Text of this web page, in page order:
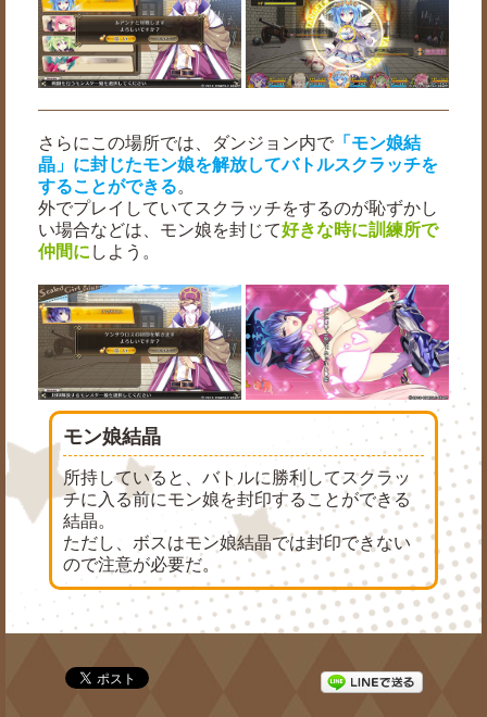
さらにこの場所では、ダンジョン内で 「モン娘結
晶」に封じたモン娘を解放してバトルスクラッチを
することができる。
外でプレイしていてスクラッチをするのが恥ずかし
い場合などは、モン娘を封じて好きな時に訓練所で
仲間に しよう。
モン娘結晶
所持していると、バトルに勝利してスクラッ
チに入る前にモン娘を封印することができる
結晶。
ただし、ボスはモン娘結晶では封印できない
ので注意が必要だ。